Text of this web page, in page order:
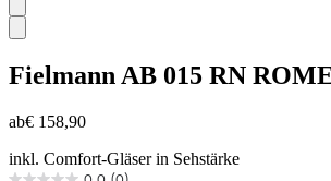
Fielmann AB 015 RN
ab€ 158,90
inkl. Comfort-Gläser in Sehstärke